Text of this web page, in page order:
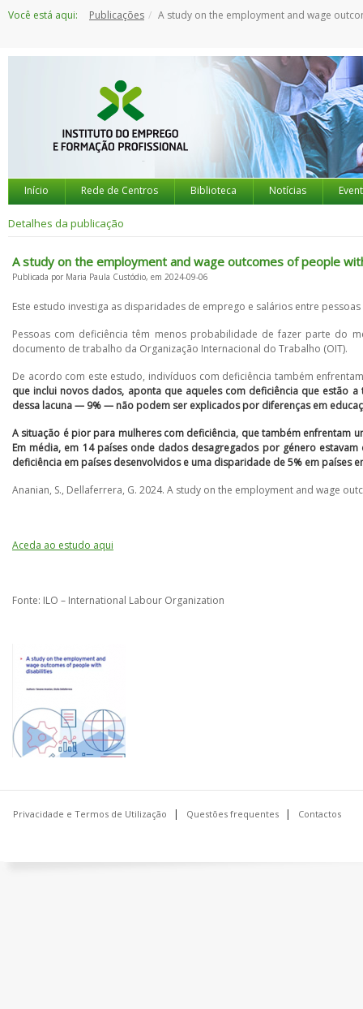
paraVocê está aqui: Publicações A study on the employment and wage outcomes of people with
Início Rede de Centros Biblioteca Notícias
Detalhes da publicação
A study on the employment and wage outcomes of people
Publicada por Maria Paula Custódio, em 2024-09-06
Este estudo investiga as disparidades de emprego e salários entre
Pessoas com deficiência têm menos probabilidade de fazer parte do
documento de trabalho da Organização Internacional do Trabalho (OIT).
De acordo com este estudo, indivíduos com deficiência também
que inclui novos dados, aponta que aqueles com deficiência que estão
dessa lacuna — 9% — não podem ser explicados por diferenças em
A situação é pior para mulheres com deficiência, que também enfrentam
Em média, em 14 países onde dados desagregados por género
deficiência em países desenvolvidos e uma disparidade de 5% em países
Ananian, S., Dellaferrera, G. 2024. A study on the employment and wage
Aceda ao estudo aqui
Fonte: ILO – International Labour Organization
Privacidade e Termos de Utilização Questões frequentes Contactos